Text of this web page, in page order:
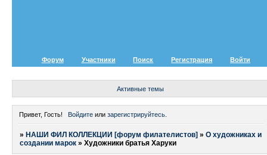
Форум Участники Поиск Регистрация Войти
Активные темы
Привет, Гость! Войдитеили зарегистрируйтесь.
» НАШИ ФИЛ КОЛЛЕКЦИИ [форум филателистов] »О художниках и
создании марок »Художники братья Харуки